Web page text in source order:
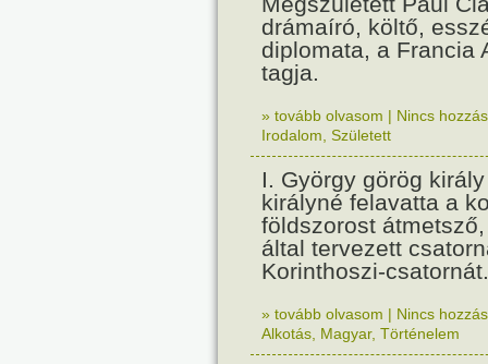
drámaíró, költő,
diplomata, a Francia
tagja.
» tovább olvasom | Nincs
Irodalom Született
I. György görög
királyné felavatta a
földszorost
által tervezett
Korinthoszi-csatornát.
» tovább olvasom | Nincs
Alkotás Magyar, Történelem